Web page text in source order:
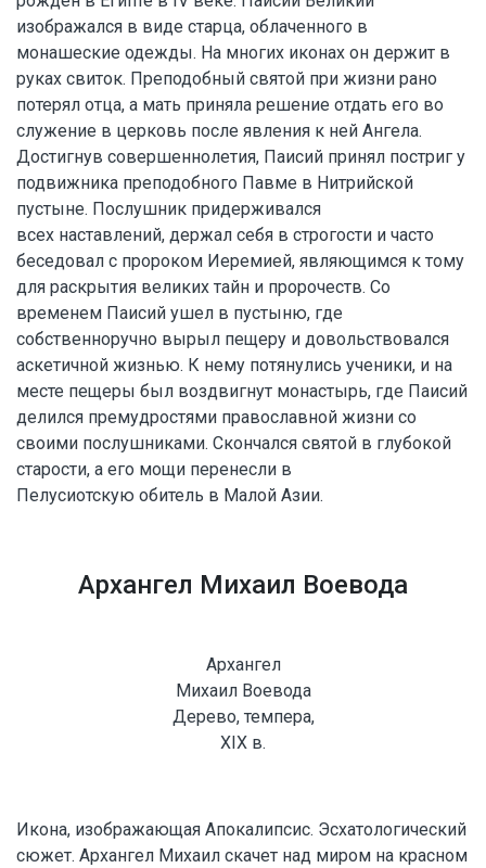
изображался в виде старца, облаченного в
монашеские одежды. На многих иконах он держит в
руках свиток. Преподобный святой при жизни рано
потерял отца, а мать приняла решение отдать его во
служение в церковь после явления к ней Ангела.
Достигнув совершеннолетия, Паисий принял постриг у
подвижника преподобного Павме в Нитрийской
пустыне. Послушник придерживался
всех наставлений, держал себя в строгости и часто
беседовал с пророком Иеремией, являющимся к тому
для раскрытия великих тайн и пророчеств. Со
временем Паисий ушел в пустыню, где
собственноручно вырыл пещеру и довольствовался
аскетичной жизнью. К нему потянулись ученики, и на
месте пещеры был воздвигнут монастырь, где Паисий
делился премудростями православной жизни со
своими послушниками. Скончался святой в глубокой
старости, а его мощи перенесли в
Пелусиотскую обитель в Малой Азии.
Архангел Михаил Воевода
Архангел
Михаил Воевода
Дерево, темпера,
XIX в.
Икона, изображающая Апокалипсис. Эсхатологический
сюжет. Архангел Михаил скачет над миром на красном